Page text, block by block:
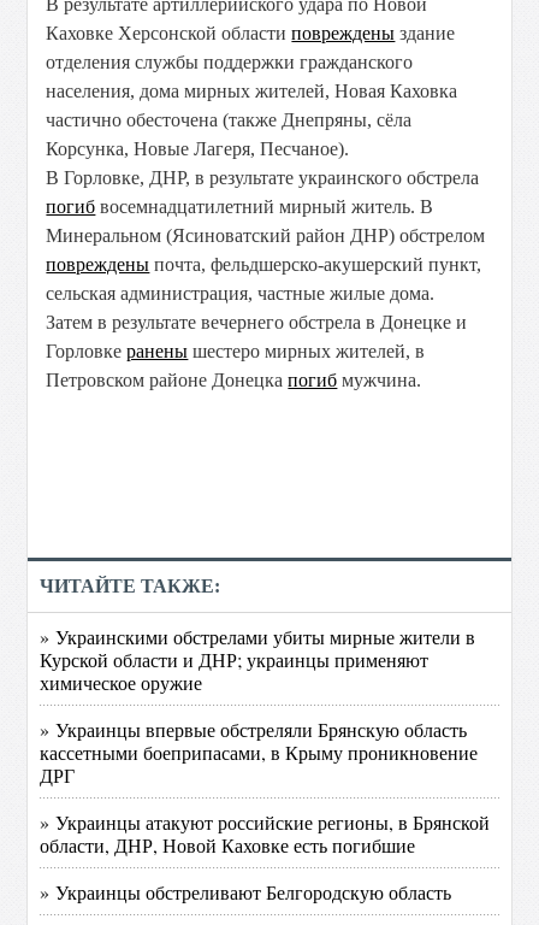
В результате артиллерийского удара по Новой
Каховке Херсонской областиповреждены здание
отделения службы поддержки гражданского
населения, дома мирных жителей, Новая Каховка
частично обесточена (также Днепряны, сёла
Корсунка, Новые Лагеря, Песчаное).
В Горловке, ДНР, в результате украинского обстрела
погиб восемнадцатилетний мирный житель. В
Минеральном (Ясиноватский район ДНР) обстрелом
повреждены почта, фельдшерско-акушерский пункт,
сельская администрация, частные жилые дома.
Затем в результате вечернего обстрела в Донецке и
Горловкеранены шестеро мирных жителей, в
Петровском районе Донецкапогиб мужчина.
ЧИТАЙТЕ ТАКЖЕ:
» Украинскими обстрелами убиты мирные жители в
Курской области и ДНР; украинцы применяют
химическое оружие
» Украинцы впервые обстреляли Брянскую область
кассетными боеприпасами, в Крыму проникновение
ДРГ
» Украинцы атакуют российские регионы, в Брянской
области, ДНР, Новой Каховке есть погибшие
» Украинцы обстреливают Белгородскую область